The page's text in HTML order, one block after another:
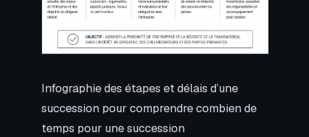
Infographie des étapes et délais d’une
succession pour comprendre combien de
temps pour une succession